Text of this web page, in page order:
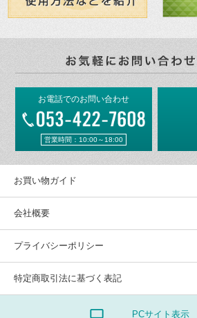
お電話でのお問い合わせ
営業時間：10:00～18:00
お買い物ガイド
会社概要
プライバシーポリシー
特定商取引法に基づく表記
PCサイト表示